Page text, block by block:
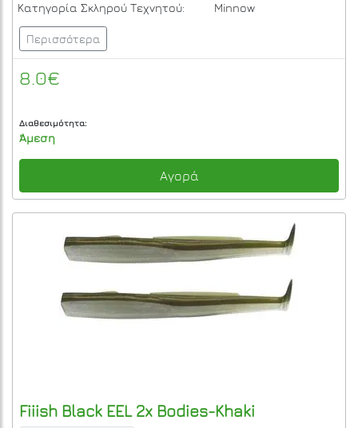
Κατηγορία Σκληρού Τεχνητού:
Minnow
Περισσότερα
8.0€
Διαθεσιμότητα:
Άμεση
Αγορά
Fiiish Black EEL 2x Bodies-Khaki